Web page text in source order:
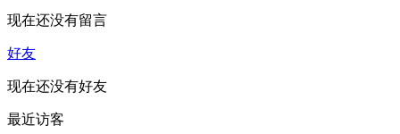
现在还没有留言
好友
现在还没有好友
最近访客